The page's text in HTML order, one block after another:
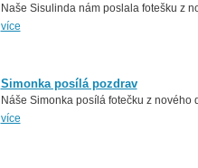
Naše Sisulinda nám poslala fotešku z
více
Simonka posílá pozdrav
Náše Simonka posílá fotečku z nového
více